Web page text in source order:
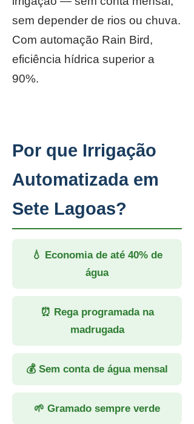
sem depender de rios ou chuva.
Com automação Rain Bird,
eficiência hídrica superior a
90%.
Por que Irrigação
Automatizada em
Sete Lagoas?
💧 Economia de até 40% de
água
⏰ Rega programada na
madrugada
💰 Sem conta de água mensal
🌱 Gramado sempre verde